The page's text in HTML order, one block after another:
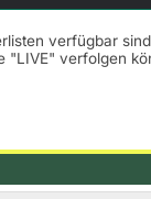
verfügbar
"LIVE" verfolgen